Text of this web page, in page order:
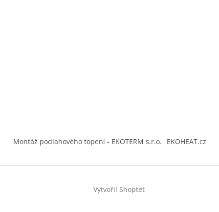
Montáž podlahového topení - EKOTERM s.r.o. EKOHEAT.cz
Vytvořil Shoptet